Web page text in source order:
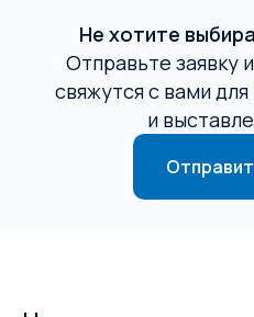
Не хотите
Отправьте
свяжутся с вами
и